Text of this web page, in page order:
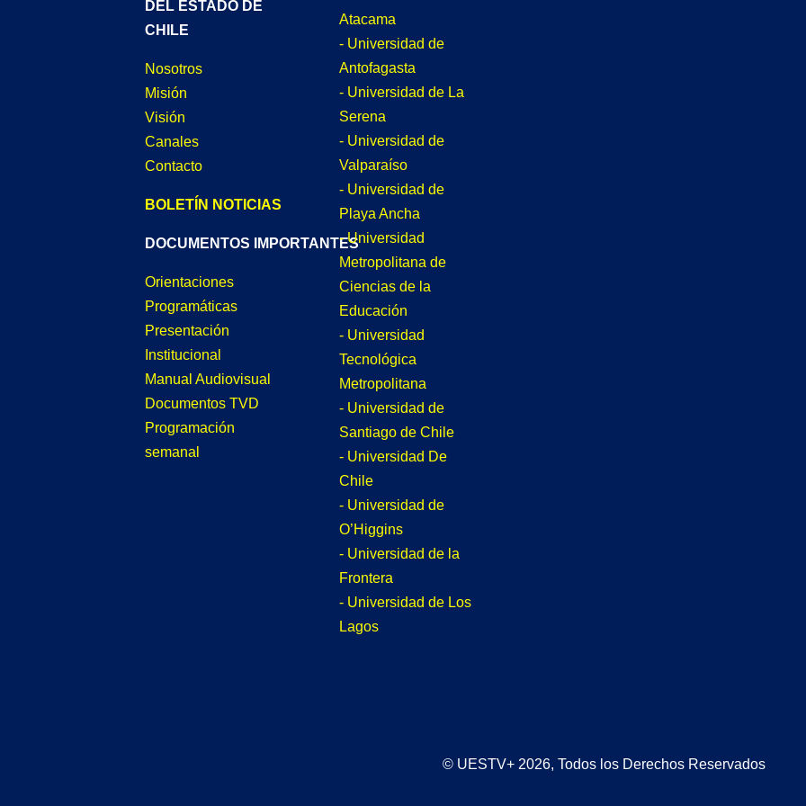
DEL ESTADO DE
CHILE
Nosotros
Misión
Visión
Canales
Contacto
BOLETÍN NOTICIAS
DOCUMENTOS IMPORTANTES
Orientaciones
Programáticas
Presentación
Institucional
Manual Audiovisual
Documentos TVD
Programación
semanal
Atacama
- Universidad de
Antofagasta
- Universidad de La
Serena
- Universidad de
Valparaíso
- Universidad de
Playa Ancha
- Universidad
Metropolitana de
Ciencias de la
Educación
- Universidad
Tecnológica
Metropolitana
- Universidad de
Santiago de Chile
- Universidad De
Chile
- Universidad de
O’Higgins
- Universidad de la
Frontera
- Universidad de Los
Lagos
© UESTV+ 2026, Todos los Derechos Reservados